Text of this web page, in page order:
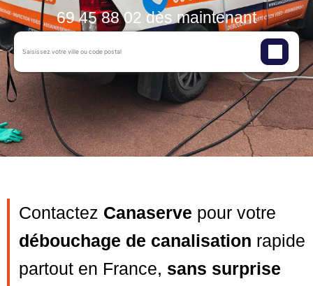
69 45 88 02 dès maintenant
Contactez Canaserve pour votre
débouchage de canalisation rapide
partout en France, sans surprise